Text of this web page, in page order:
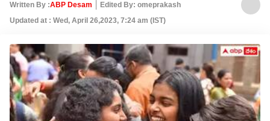
Written By :ABP Desam
Edited By: omeprakash
Updated at : Wed, April 26,2023, 7:24 am (IST)